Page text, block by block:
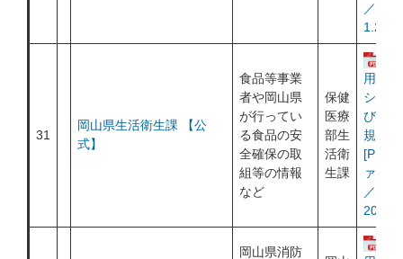
／
31
岡山県生活衛生課 【公
式】
食品等事業
者や岡山県
が行ってい
る食品の安
全確保の取
組等の情報
など
保健
医療
部生
活衛
生課
用ポリ
シー及
び利用
規約
[PDF
ァイル
／
岡山県消防